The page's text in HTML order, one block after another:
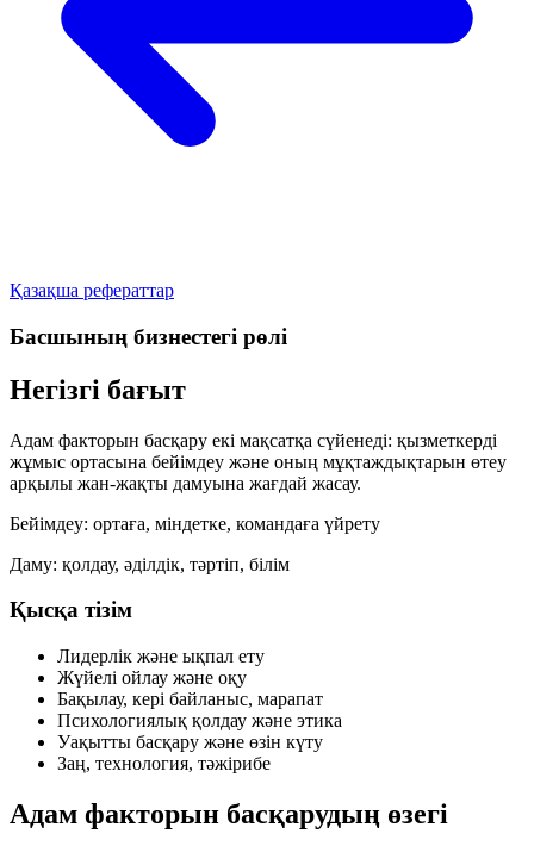
Қазақша рефераттар
Басшының бизнестегі рөлі
Негізгі бағыт
Адам факторын басқару екі мақсатқа сүйенеді: қызметкерді
жұмыс ортасына бейімдеу және оның мұқтаждықтарын өтеу
арқылы жан-жақты дамуына жағдай жасау.
Бейімдеу: ортаға, міндетке, командаға үйрету
Даму: қолдау, әділдік, тәртіп, білім
Қысқа тізім
Лидерлік және ықпал ету
Жүйелі ойлау және оқу
Бақылау, кері байланыс, марапат
Психологиялық қолдау және этика
Уақытты басқару және өзін күту
Заң, технология, тәжірибе
Адам факторын басқарудың өзегі